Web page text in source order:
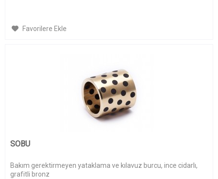
Favorilere Ekle
SOBU
Bakım gerektirmeyen yataklama ve kılavuz burcu, ince cidarlı,
grafitli bronz